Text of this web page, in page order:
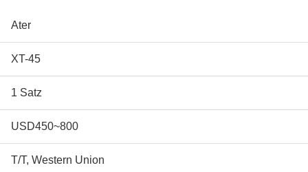
Ater
XT-45
1 Satz
USD450~800
T/T, Western Union